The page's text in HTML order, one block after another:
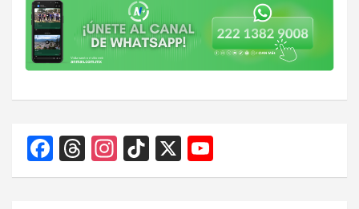
F
a
T
hr
In
st
Ti
k
X
o